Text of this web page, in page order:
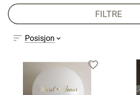
FILTRE
Posisjon